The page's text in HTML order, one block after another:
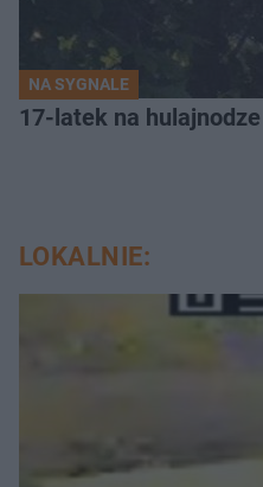
NA SYGNALE
17-latek na
LOKALNIE: